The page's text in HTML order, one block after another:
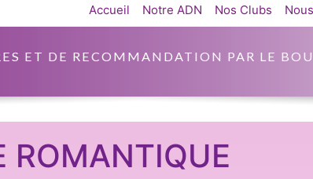
ET DE RECOMMANDATION PAR LE
Accueil Notre ADN Nos Clubs
ROMANTIQUE